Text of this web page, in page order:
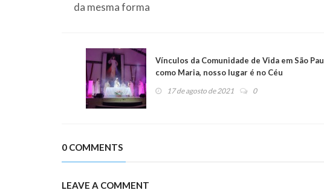
da mesma forma
Vínculos da Comunidade de Vida em São
como Maria, nosso lugar é no Céu
17 de agosto de 2021 0
0 COMMENTS
LEAVE A COMMENT